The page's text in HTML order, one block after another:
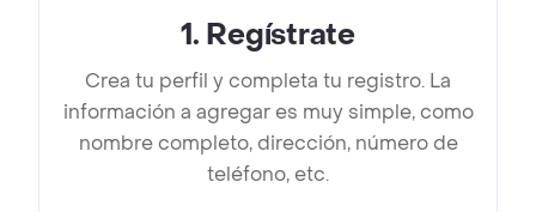
1. Regístrate
Crea tu perfil y completa tu registro. La
información a agregar es muy simple, como
nombre completo, dirección, número de
teléfono, etc.